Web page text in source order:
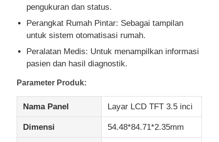
Tampilan LCD TFT
Layar Lcd IPS
Layar sentuh LCD TFT
Modul Layar OLED
pengukuran dan status.
Perangkat Rumah Pintar: Sebagai tampilan
untuk sistem otomatisasi rumah.
Peralatan Medis: Untuk menampilkan informasi
pasien dan hasil diagnostik.
Parameter Produk:
Nama Panel Layar LCD TFT 3.5 inci
Dimensi 54.48*84.71*2.35mm